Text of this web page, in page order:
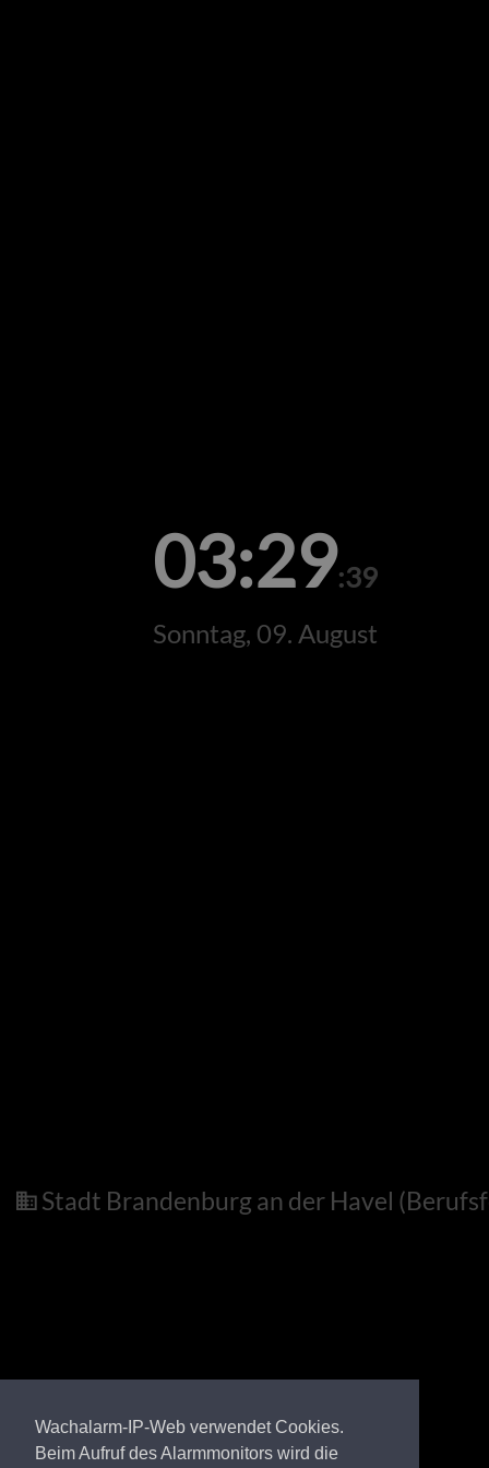
Wachalarm-IP-Web verwendet Cookies.
Beim Aufruf des Alarmmonitors wird die
03:29:39
Sonntag, 09. August
Stadt Brandenburg an der Havel